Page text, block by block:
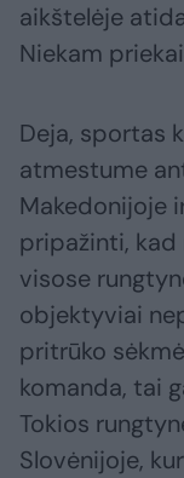
aikštelėje
Niekam
Deja, sportas
atmestume
Makedonijoje
pripažinti,
visose
objektyviai
pritrūko
komanda, tai
Tokios
Slovėnijoje,